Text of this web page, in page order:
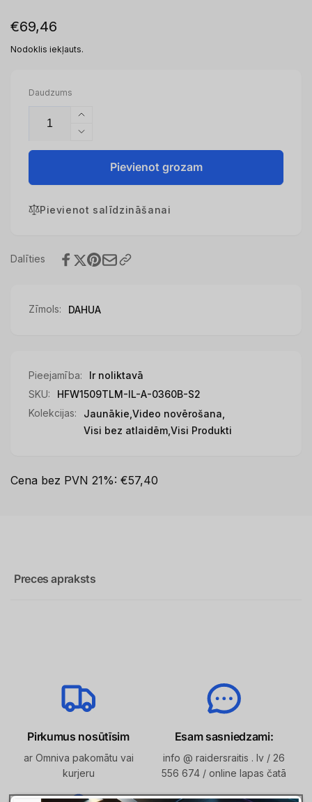
Parastā
cena
€69,46
Nodoklis iekļauts.
Daudzums
Palielināt
daudzumu
priekš
CAMERA
LED
A-
0360B-
Samazināt
daudzumu
priekš
CAMERA
5MP
IL-
A-
DAHUA
Pievienot grozam
Pievienot salīdzināšanai
Dalīties
Zīmols: DAHUA
Pieejamība:
Ir noliktavā
SKU:
HFW1509TLM-IL-A-0360B-S2
Kolekcijas:
Jaunākie, Video novērošana,
Visi bez atlaidēm, Visi Produkti
Cena bez PVN 21%: €57,40
Preces apraksts
Pirkumus nosūtīsim
ar Omniva pakomātu vai
kurjeru
Esam sasniedzami:
info @ raidersraitis . lv / 26
556 674 / online lapas čatā